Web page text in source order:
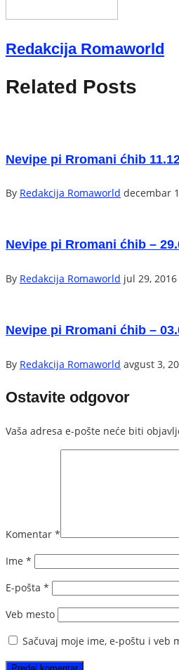
Redakcija Romaworld
Related Posts
Nevipe pi Rromani ćhib
By Redakcija Romaworld decembar
Nevipe pi Rromani ćhib –
By Redakcija Romaworld jul 29, 2016
Nevipe pi Rromani ćhib –
By Redakcija Romaworld avgust 3,
Ostavite odgovor
Vaša adresa e-pošte neće biti
Komentar *
Ime *
E-pošta *
Veb mesto
Sačuvaj moje ime, e-poštu i veb